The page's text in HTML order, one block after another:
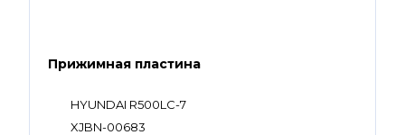
Прижимная пластина
HYUNDAI R500LC-7
XJBN-00683